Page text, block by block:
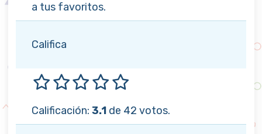
a tus favoritos.
Califica
Calificación: 3.1 de 42 votos.